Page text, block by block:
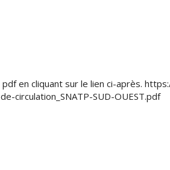
en cliquant sur le lien ci-après.
circulation_SNATP-SUD-OUEST.pdf